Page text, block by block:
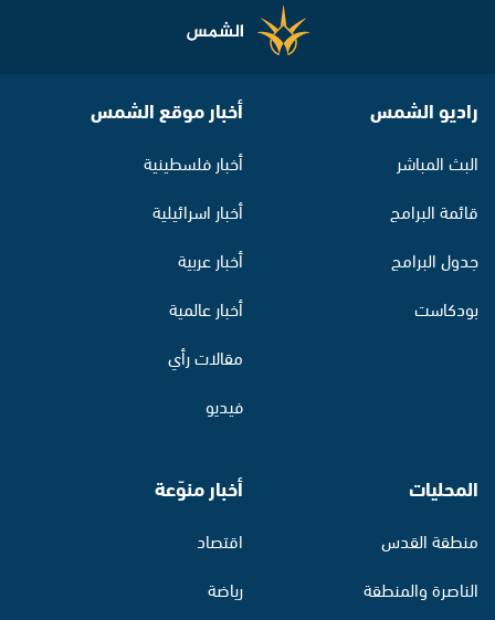
راديو الشمس
البث المباشر
قائمة البرامج
جدول البرامج
بودكاست
أخبار موقع الشمس
أخبار فلسطينية
أخبار اسرائيلية
أخبار عربية
أخبار عالمية
مقالات رأي
فيديو
المحليات
منطقة القدس
الناصرة والمنطقة
أخبار منوّعة
اقتصاد
رياضة